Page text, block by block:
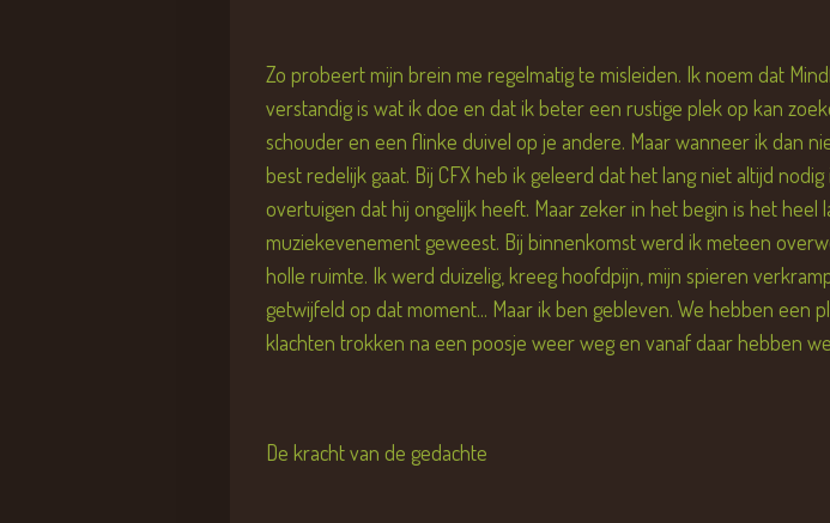
Zo probeert mijn brein me regelmatig te misleiden. Ik noem dat
verstandig is wat ik doe en dat ik beter een rustige plek op kan
schouder en een flinke duivel op je andere. Maar wanneer ik dan
best redelijk gaat. Bij CFX heb ik geleerd dat het lang niet altijd
overtuigen dat hij ongelijk heeft. Maar zeker in het begin is het
muziekevenement geweest. Bij binnenkomst werd ik meteen
holle ruimte. Ik werd duizelig, kreeg hoofdpijn, mijn spieren
getwijfeld op dat moment... Maar ik ben gebleven. We hebben een
klachten trokken na een poosje weer weg en vanaf daar hebben
De kracht van de gedachte